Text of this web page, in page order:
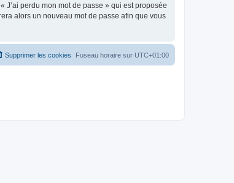
perdu mon mot de passe » qui est proposée
alors un nouveau mot de passe afin que vous
Fuseau horaire sur UTC+01:00
Supprimer les cookies